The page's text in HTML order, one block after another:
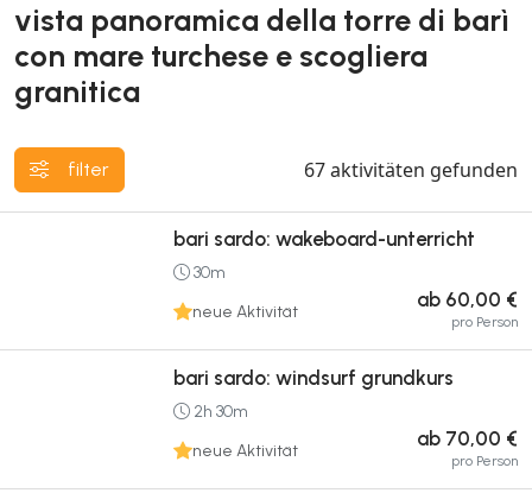
vista panoramica della torre di barì
con mare turchese e scogliera
granitica
filter 67aktivitäten gefunden
bari sardo: wakeboard-unterricht
30m
neue Aktivität
ab 60,00 €
pro Person
bari sardo: windsurf grundkurs
2h 30m
neue Aktivität
ab 70,00 €
pro Person